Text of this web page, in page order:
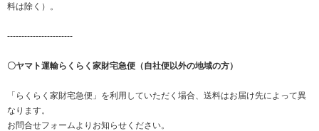
料は除く）。
-----------------------
〇ヤマト運輸らくらく家財宅急便（自社便以外の地域の方）
「らくらく家財宅急便」を利用していただく場合、送料はお届け先によって異
なります。
お問合せフォームよりお知らせください。